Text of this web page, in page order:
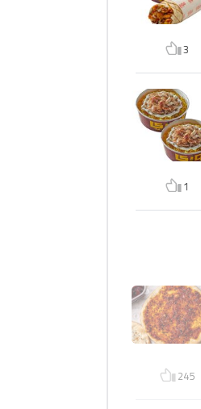
3
1
245